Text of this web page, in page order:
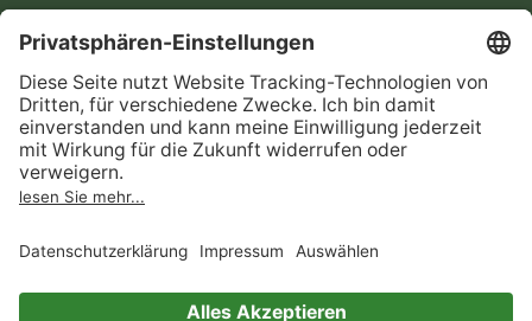
AGB
Informationen nach Data
Act
Verträge hier kündigen
Impressum